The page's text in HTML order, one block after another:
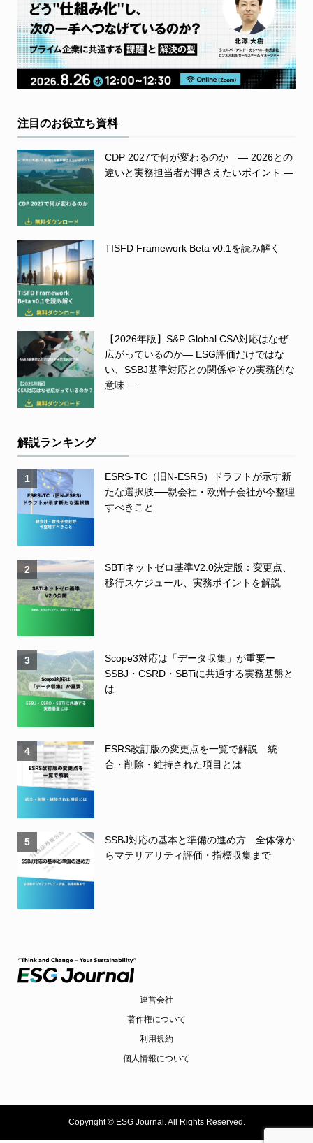
注目のお役立ち資料
CDP 2027で何が変わるのか ― 2026との
違いと実務担当者が押さえたいポイント ―
TISFD Framework Beta v0.1を読み解く
【2026年版】S&P Global CSA対応はなぜ
広がっているのか― ESG評価だけではな
い、SSBJ基準対応との関係やその実務的な
意味 ―
解説ランキング
1
ESRS-TC（旧N-ESRS）ドラフトが示す新
たな選択肢──親会社・欧州子会社が今整理
すべきこと
2
SBTiネットゼロ基準V2.0決定版：変更点、
移行スケジュール、実務ポイントを解説
3
Scope3対応は「データ収集」が重要ー
SSBJ・CSRD・SBTiに共通する実務基盤と
は
4
ESRS改訂版の変更点を一覧で解説 統
合・削除・維持された項目とは
5
SSBJ対応の基本と準備の進め方 全体像か
らマテリアリティ評価・指標収集まで
運営会社
著作権について
利用規約
個人情報について
Copyright ©ESG Journal. All Rights Reserved.